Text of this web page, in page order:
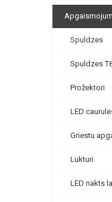
Spuldzes
Spuldzes
Prožektori
LED
Griestu
Lukturi
LED nakts